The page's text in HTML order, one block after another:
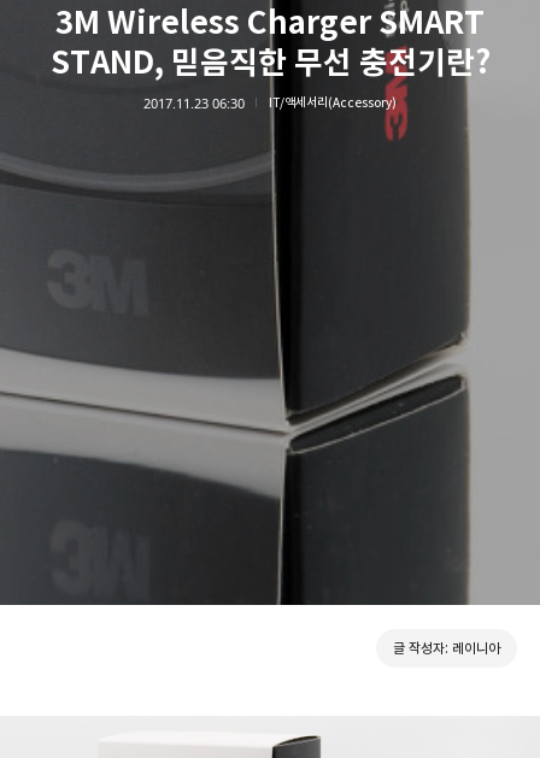
3M Wireless Charger SMART
STAND, 믿음직한 무선 충전기란?
2017.11.23 06:30 IT/액세서리(Accessory)
글 작성자: 레이니아